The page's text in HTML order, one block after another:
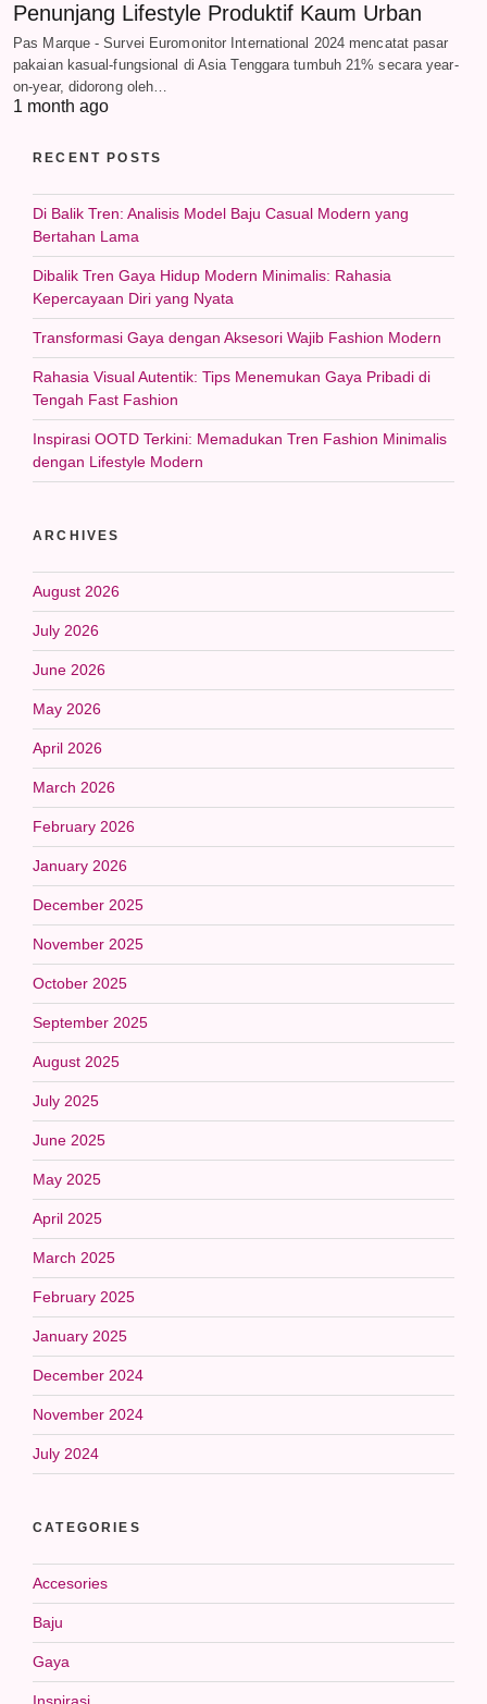
Penunjang Lifestyle Produktif Kaum Urban
Pas Marque - Survei Euromonitor International 2024 mencatat pasar
pakaian kasual-fungsional di Asia Tenggara tumbuh 21% secara year-
on-year, didorong oleh…
1 month ago
RECENT POSTS
Di Balik Tren: Analisis Model Baju Casual Modern yang
Bertahan Lama
Dibalik Tren Gaya Hidup Modern Minimalis: Rahasia
Kepercayaan Diri yang Nyata
Transformasi Gaya dengan Aksesori Wajib Fashion Modern
Rahasia Visual Autentik: Tips Menemukan Gaya Pribadi di
Tengah Fast Fashion
Inspirasi OOTD Terkini: Memadukan Tren Fashion Minimalis
dengan Lifestyle Modern
ARCHIVES
August 2026
July 2026
June 2026
May 2026
April 2026
March 2026
February 2026
January 2026
December 2025
November 2025
October 2025
September 2025
August 2025
July 2025
June 2025
May 2025
April 2025
March 2025
February 2025
January 2025
December 2024
November 2024
July 2024
CATEGORIES
Accesories
Baju
Gaya